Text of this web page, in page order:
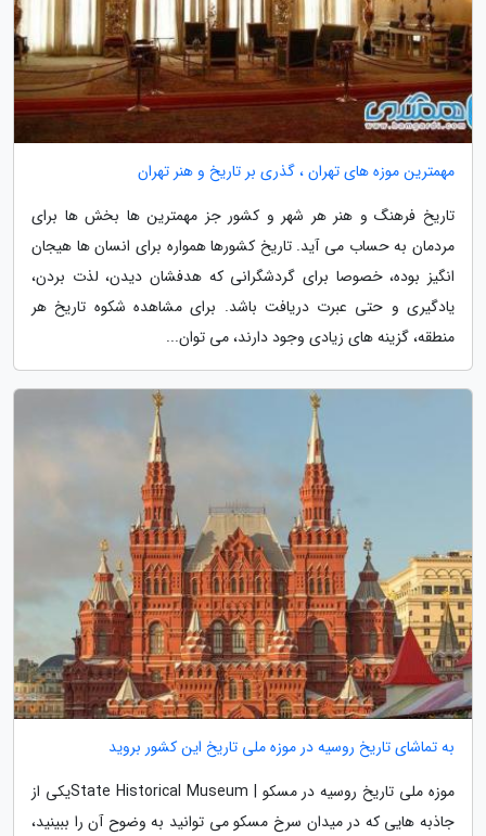
مهمترین موزه های تهران ، گذری بر تاریخ و هنر تهران
تاریخ فرهنگ و هنر هر شهر و کشور جز مهمترین ها بخش ها برای
مردمان به حساب می آید. تاریخ کشورها همواره برای انسان ها هیجان
انگیز بوده، خصوصا برای گردشگرانی که هدفشان دیدن، لذت بردن،
یادگیری و حتی عبرت دریافت باشد. برای مشاهده شکوه تاریخ هر
منطقه، گزینه های زیادی وجود دارند، می توان...
به تماشای تاریخ روسیه در موزه ملی تاریخ این کشور بروید
موزه ملی تاریخ روسیه در مسکو | State Historical Museumیکی از
جاذبه هایی که در میدان سرخ مسکو می توانید به وضوح آن را ببینید،